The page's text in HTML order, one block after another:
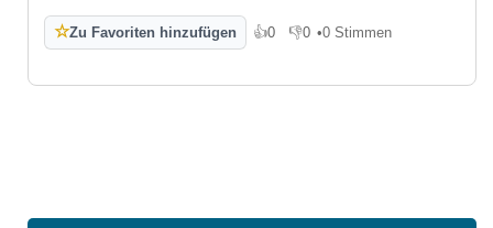
☆Zu Favoriten hinzufügen 👍0
Gefällt mir
👎0
Gefällt mir nicht
•0 Stimmen